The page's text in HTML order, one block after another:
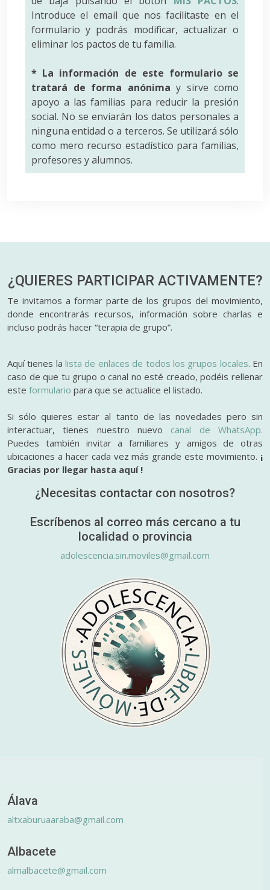
Introduce el email que nos facilitaste en el
formulario y podrás modificar, actualizar o
eliminar los pactos de tu familia.
* La información de este formulario se
tratará de forma anónima y sirve como
apoyo a las familias para reducir la presión
social. No se enviarán los datos personales a
ninguna entidad o a terceros. Se utilizará sólo
como mero recurso estadístico para familias,
profesores y alumnos.
¿QUIERES PARTICIPAR ACTIVAMENTE?
Te invitamos a formar parte de los grupos del movimiento,
donde encontrarás recursos, información sobre charlas e
incluso podrás hacer “terapia de grupo”.
Aquí tienes lalista de enlaces de todos los grupos locales. En
caso de que tu grupo o canal no esté creado, podéis rellenar
este formulario para que se actualice el listado.
Si sólo quieres estar al tanto de las novedades pero sin
interactuar, tienes nuestro nuevo canal de WhatsApp.
Puedes también invitar a familiares y amigos de otras
ubicaciones a hacer cada vez más grande este movimiento. ¡
Gracias por llegar hasta aquí !
¿Necesitas contactar con nosotros?
Escríbenos al correo más cercano a tu
localidad o provincia
adolescencia.sin.moviles@gmail.com
Álava
altxaburuaaraba@gmail.com
Albacete
almalbacete@gmail.com